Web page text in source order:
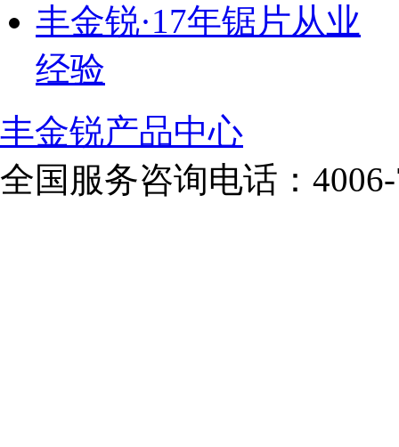
丰金锐·17年锯片从业
经验
丰金锐产品中心
全国服务咨询电话：